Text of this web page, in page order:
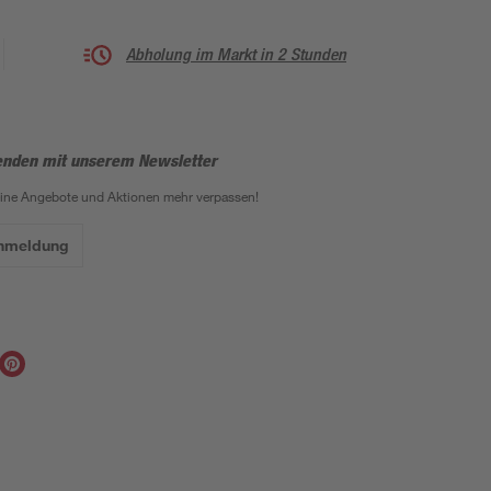
Abholung im Markt in 2 Stunden
mit unserem Newsletter
Angebote und Aktionen mehr verpassen!